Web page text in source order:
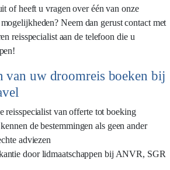
of heeft u vragen over één van onze
Neem dan gerust contact met
reisspecialist aan de telefoon die u
van uw droomreis boeken bij
van offerte tot boeking
de bestemmingen als geen ander
adviezen
door lidmaatschappen bij ANVR, SGR